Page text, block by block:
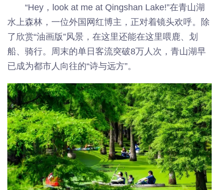
“Hey，look at me at Qingshan Lake!”在青山湖
水上森林，一位外国网红博主，正对着镜头欢呼。除
了欣赏“油画版”风景，在这里还能在这里喂鹿、划
船、骑行。周末的单日客流突破8万人次，青山湖早
已成为都市人向往的“诗与远方”。